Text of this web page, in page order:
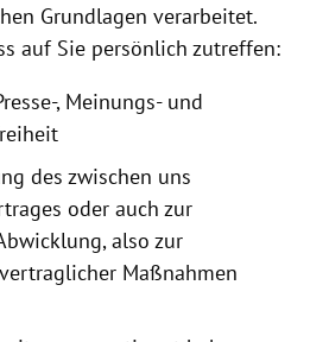
Grundlagen verarbeitet.
auf Sie persönlich zutreffen:
, Meinungs- und
des zwischen uns
oder auch zur
also zur
Maßnahmen